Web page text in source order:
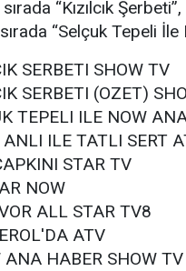
“Kızılcık
“Selçuk Tepeli
SERBETI SHOW TV
SERBETI (OZET)
TEPELI ILE NOW
ANLI ILE TATLI SERT
STAR TV
NOW
ALL STAR TV8
ATV
ANA HABER SHOW TV